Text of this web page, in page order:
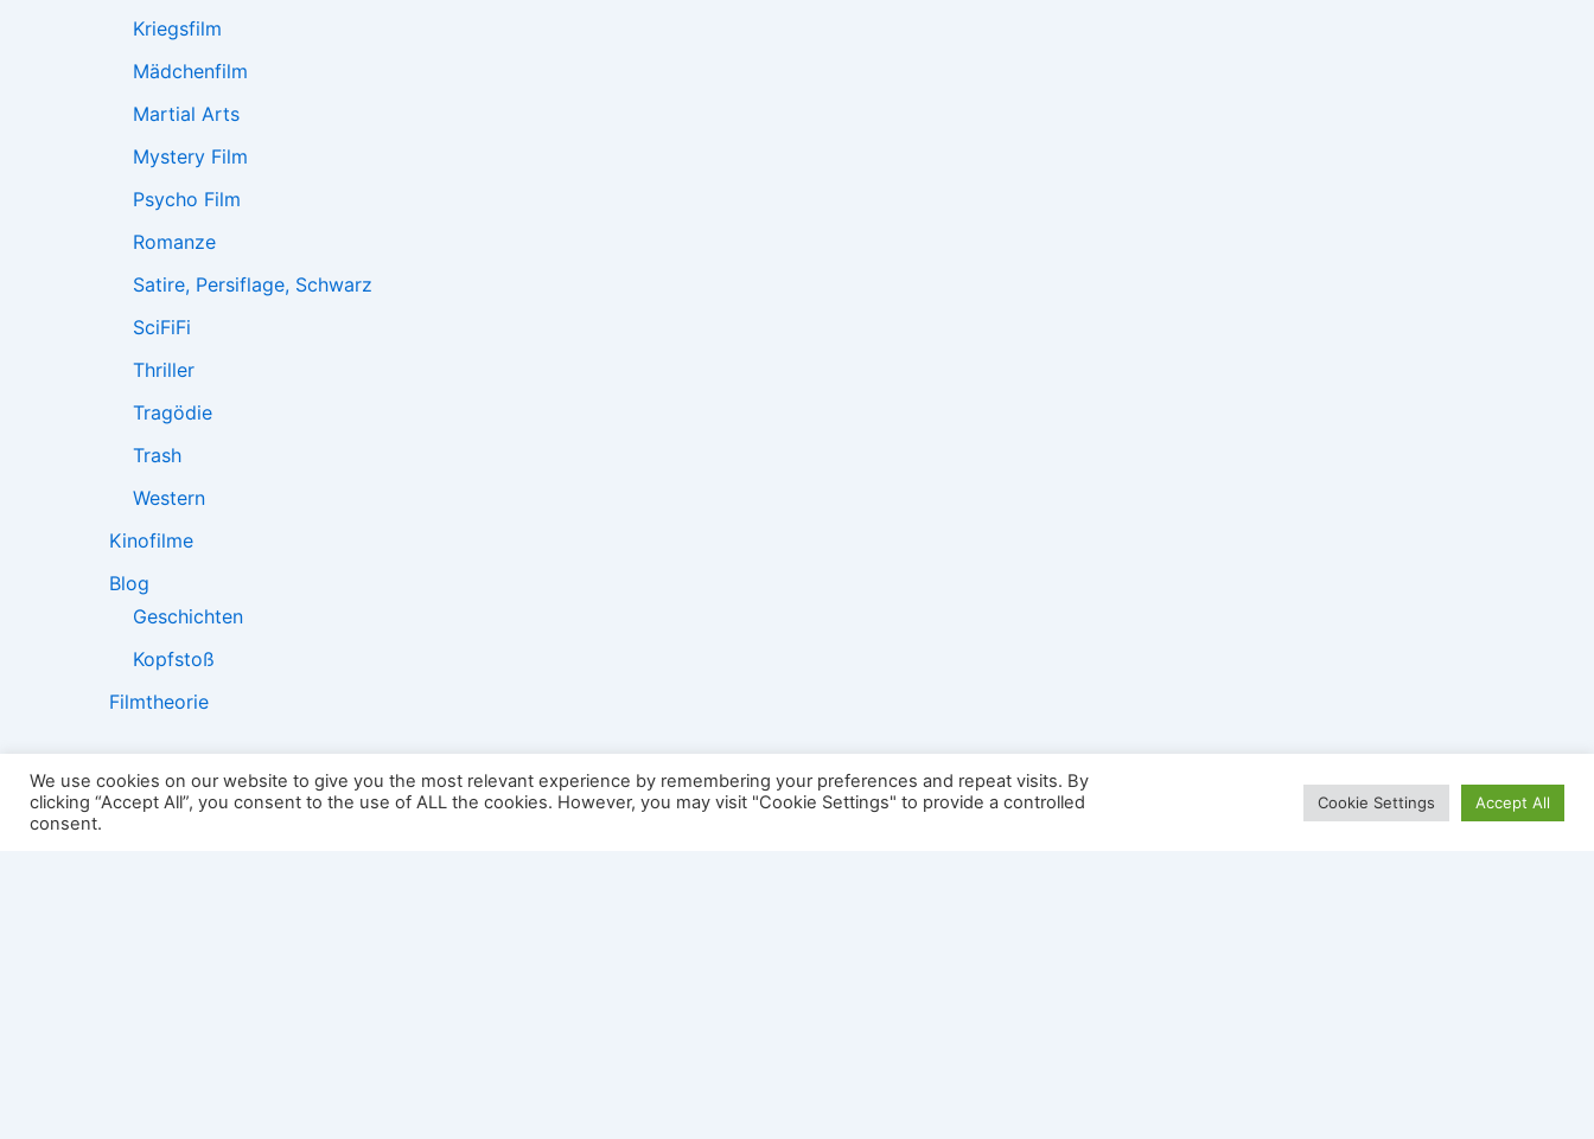
Kriegsfilm
Mädchenfilm
Martial Arts
Mystery Film
Psycho Film
Romanze
Satire, Persiflage, Schwarz
SciFiFi
Thriller
Tragödie
Trash
Western
Kinofilme
Blog
Geschichten
Kopfstoß
Filmtheorie
2501:
We use cookies on our website to give you the most relevant experience by remembering your preferences and repeat visits. By
clicking “Accept All”, you consent to the use of ALL the cookies. However, you may visit "Cookie Settings" to provide a controlled
consent.
Cookie Settings Accept All